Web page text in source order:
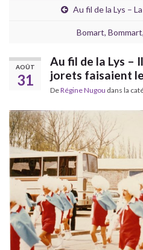
Au fil de la Lys –
Bomart,
AOÛT
31
Au fil de la Lys –
jorets faisaient
DeRégine Nugou dans la